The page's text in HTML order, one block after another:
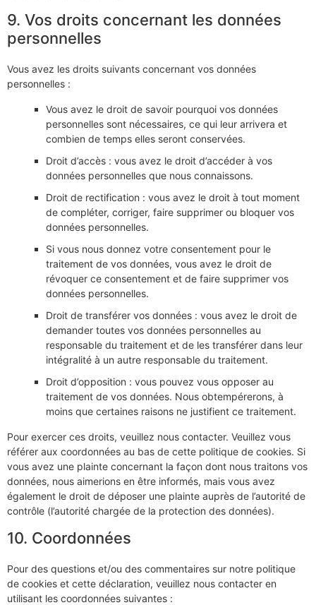
9. Vos droits concernant les données
personnelles
Vous avez les droits suivants concernant vos données
personnelles :
Vous avez le droit de savoir pourquoi vos données
personnelles sont nécessaires, ce qui leur arrivera et
combien de temps elles seront conservées.
Droit d’accès : vous avez le droit d’accéder à vos
données personnelles que nous connaissons.
Droit de rectification : vous avez le droit à tout moment
de compléter, corriger, faire supprimer ou bloquer vos
données personnelles.
Si vous nous donnez votre consentement pour le
traitement de vos données, vous avez le droit de
révoquer ce consentement et de faire supprimer vos
données personnelles.
Droit de transférer vos données : vous avez le droit de
demander toutes vos données personnelles au
responsable du traitement et de les transférer dans leur
intégralité à un autre responsable du traitement.
Droit d’opposition : vous pouvez vous opposer au
traitement de vos données. Nous obtempérerons, à
moins que certaines raisons ne justifient ce traitement.
Pour exercer ces droits, veuillez nous contacter. Veuillez vous
référer aux coordonnées au bas de cette politique de cookies. Si
vous avez une plainte concernant la façon dont nous traitons vos
données, nous aimerions en être informés, mais vous avez
également le droit de déposer une plainte auprès de l’autorité de
contrôle (l’autorité chargée de la protection des données).
10. Coordonnées
Pour des questions et/ou des commentaires sur notre politique
de cookies et cette déclaration, veuillez nous contacter en
utilisant les coordonnées suivantes :